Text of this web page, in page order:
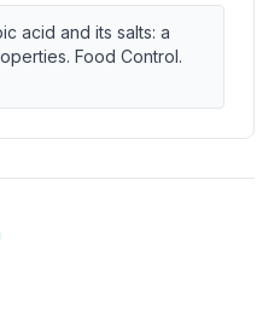
acid and its salts: a
Food Control.